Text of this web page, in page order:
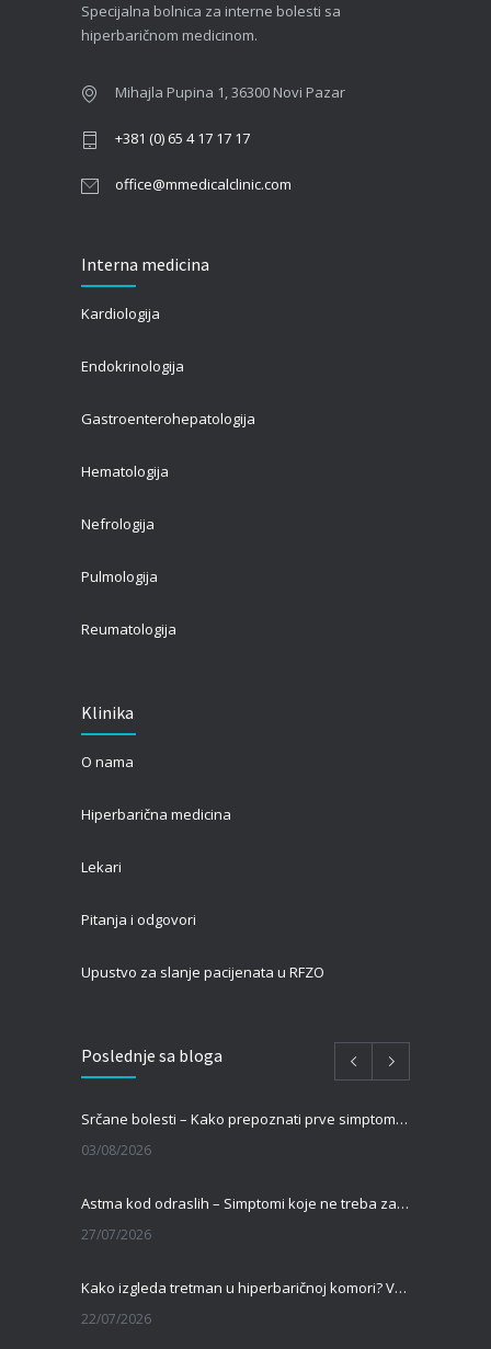
Kako hiperbarična komora pomaže oporavak
01/06/2026
Specijalna bolnica za interne bolesti sa
hiperbaričnom medicinom.
Mihajla Pupina 1, 36300 Novi Pazar
+381 (0) 65 4 17 17 17
office@mmedicalclinic.com
Interna medicina
Kardiologija
Endokrinologija
Gastroenterohepatologija
Hematologija
Nefrologija
Pulmologija
Reumatologija
Klinika
O nama
Hiperbarična medicina
Lekari
Pitanja i odgovori
Upustvo za slanje pacijenata u RFZO
Poslednje sa bloga
Srčane bolesti – Kako prepoznati prve simptome i kada je vreme za pregled kod kardiologa?
03/08/2026
Astma kod odraslih – Simptomi koje ne treba zanemariti
27/07/2026
Kako izgleda tretman u hiperbaričnoj komori? Vodič za pacijente pre prve terapije
22/07/2026